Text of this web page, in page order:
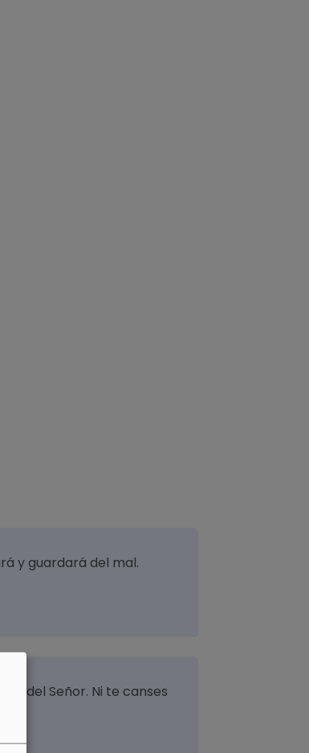
y guardará del mal.
del Señor. Ni te canses